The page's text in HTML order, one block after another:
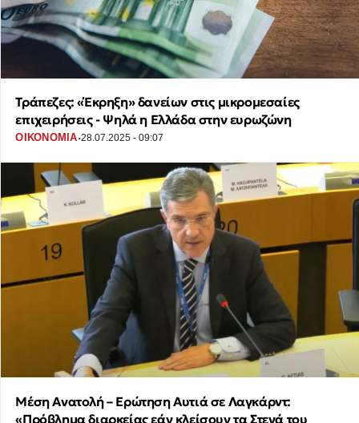
Τράπεζες: «Έκρηξη» δανείων στις μικρομεσαίες
επιχειρήσεις - Ψηλά η Ελλάδα στην ευρωζώνη
ΟΙΚΟΝΟΜΙΑ·28.07.2025 - 09:07
Μέση Ανατολή – Ερώτηση Αυτιά σε Λαγκάρντ:
«Πρόβλημα διαρκείας εάν κλείσουν τα Στενά του